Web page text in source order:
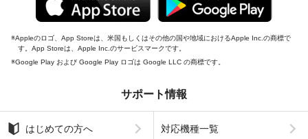
Appleのロゴ、App Storeは、米国もしくはその他の国や地域におけるApple Inc.の商標で
す。App Storeは、Apple Inc.のサービスマークです。
Google Play および Google Play ロゴは Google LLC の商標です。
サポート情報
はじめての方へ 対応機種一覧